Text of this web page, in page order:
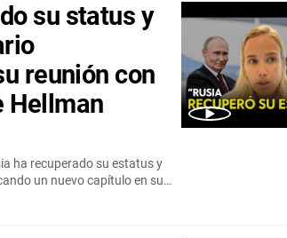
su status y
reunión con
Hellman
ha recuperado su estatus y
un nuevo capítulo en su…